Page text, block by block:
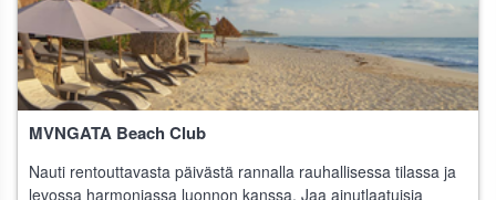
MVNGATA Beach Club
Nauti rentouttavasta päivästä rannalla rauhallisessa tilassa ja
levossa harmoniassa luonnon kanssa. Jaa ainutlaatuisia